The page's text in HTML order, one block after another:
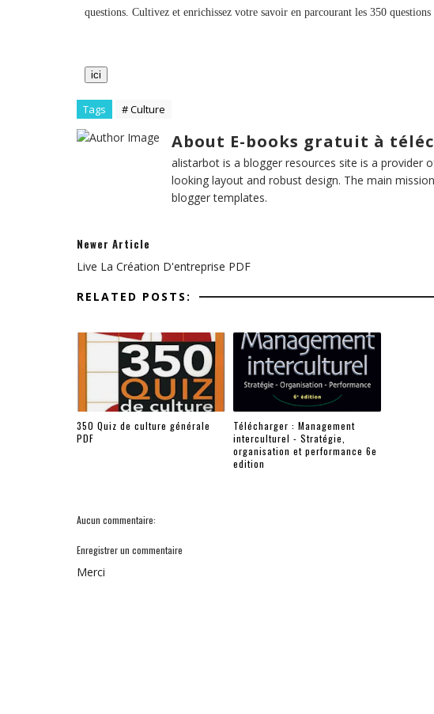
questions. Cultivez et enrichissez votre savoir en parcourant les 350 questions
ici
Tags # Culture
About E-books gratuit à
alistarbot is a blogger resources site is a provider
looking layout and robust design. The main
blogger templates.
Newer Article
Live La Création D'entreprise PDF
RELATED POSTS:
350 Quiz de culture générale
PDF
Télécharger : Management
interculturel - Stratégie,
organisation et performance 6e
edition
Aucun commentaire:
Enregistrer un commentaire
Merci